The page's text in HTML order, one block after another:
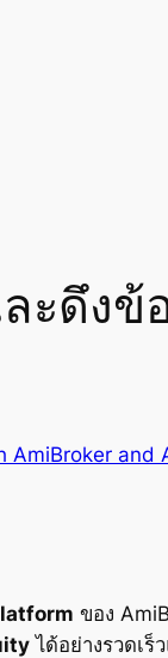
ดึงข้
AmiBroker and
ของ
ได้อย่างรวดเ